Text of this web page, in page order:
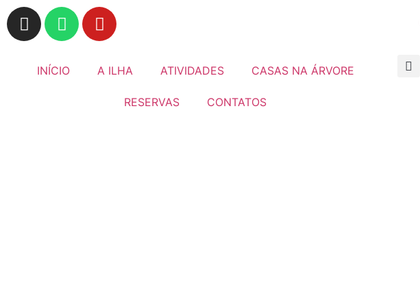
INÍCIO A ILHA ATIVIDADES CASAS NA ÁRVORE
RESERVAS CONTATOS